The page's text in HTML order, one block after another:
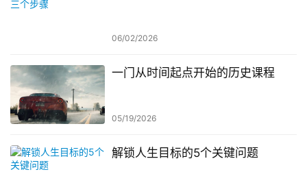
06/02/2026
一门从时间起点开始的历史课程
05/19/2026
解锁人生目标的5个关键问题